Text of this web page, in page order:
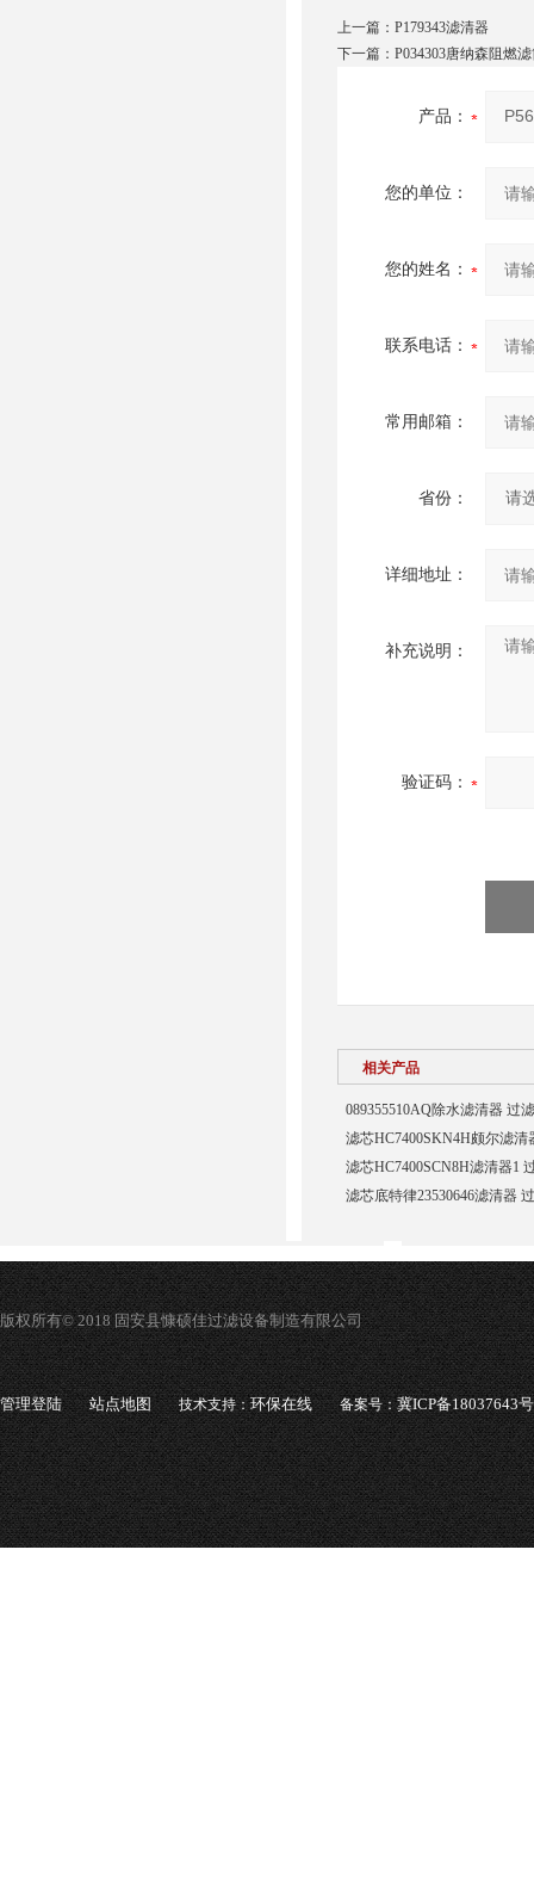
上一篇： P179343滤清器
下一篇： P034303唐纳森阻燃
产品：
您的单位：
您的姓名：
联系电话：
常用邮箱：
省份：
详细地址：
补充说明：
验证码：
相关产品
089355510AQ除水滤清器 过
滤芯HC7400SKN4H颇尔滤清
滤芯HC7400SCN8H滤清器1
滤芯底特律23530646滤清器
版权所有© 2018 固安县慷硕佳过滤设备制造有限公司
管理登陆 站点地图 技术支持：环保在线 备案号：冀ICP备18037643